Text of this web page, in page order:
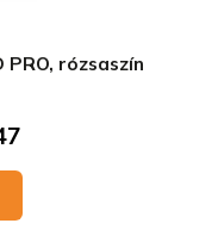
PRO, rózsaszín